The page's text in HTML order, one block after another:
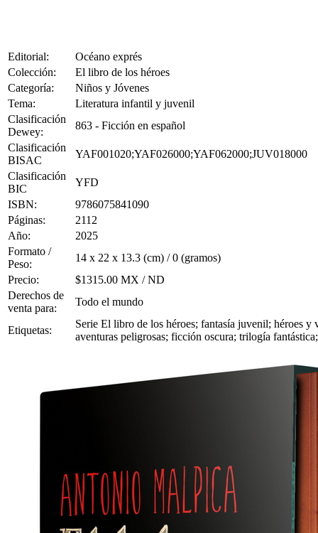
Editorial:
Océano exprés
Colección:
El libro de los héroes
Categoría:
Niños y Jóvenes
Tema:
Literatura infantil y juvenil
Clasificación
Dewey:
863 - Ficción en español
Clasificación
BISAC
YAF001020;YAF026000;YAF062000;JUV018000
Clasificación
BIC
YFD
ISBN:
9786075841090
Páginas:
2112
Año:
2025
Formato /
Peso:
14 x 22 x 13.3 (cm) / 0 (gramos)
Precio:
$1315.00 MX / ND
Derechos de
venta para:
Todo el mundo
Etiquetas:
Serie El libro de los héroes; fantasía juvenil; héroes
aventuras peligrosas; ficción oscura; trilogía